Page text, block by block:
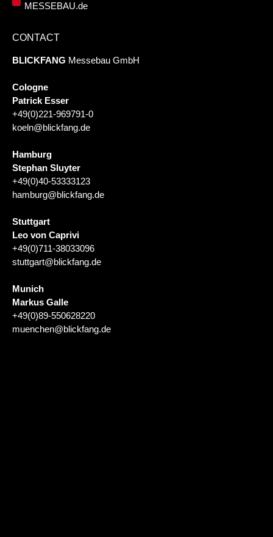
MESSEBAU.de
CONTACT
BLICKFANG Messebau GmbH
Cologne
Patrick Esser
+49(0)221-969791-0
koeln@blickfang.de
Hamburg
Stephan Sluyter
+49(0)40-53333123
hamburg@blickfang.de
Stuttgart
Leo von Caprivi
+49(0)711-38033096
stuttgart@blickfang.de
Munich
Markus Galle
+49(0)89-550628220
muenchen@blickfang.de